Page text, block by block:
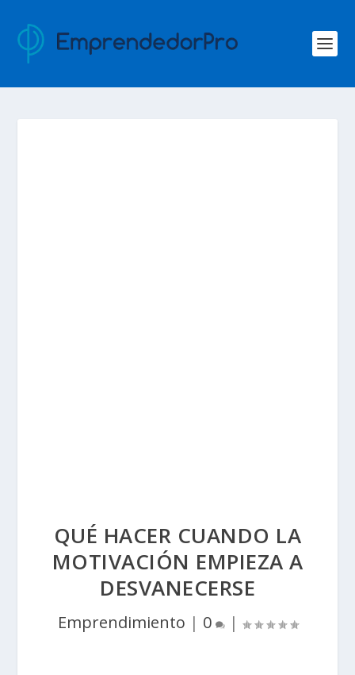
QUÉ HACER CUANDO LA
MOTIVACIÓN EMPIEZA A
DESVANECERSE
Emprendimiento | 0 |